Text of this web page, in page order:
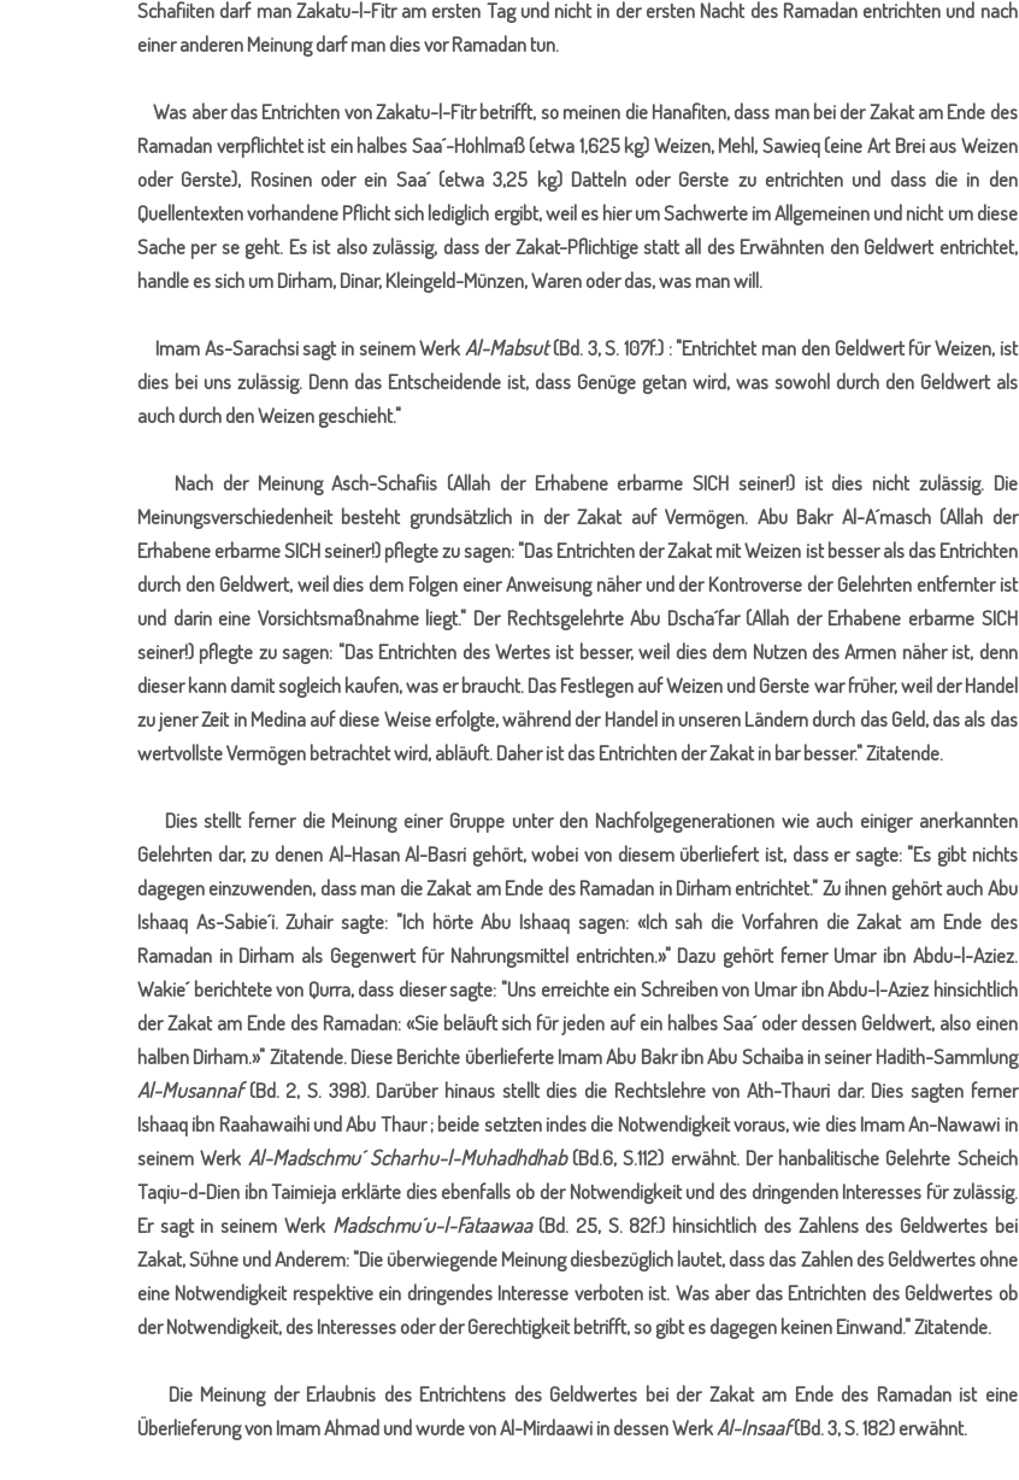
Schafiiten darf man Zakatu-l-Fitr am ersten Tag und nicht in der ersten Nacht des Ramadan entrichten und nach
einer anderen Meinung darf man dies vor Ramadan tun.
Was aber das Entrichten von Zakatu-l-Fitr betrifft, so meinen die Hanafiten, dass man bei der Zakat am Ende des
Ramadan verpflichtet ist ein halbes Saa´-Hohlmaß (etwa 1,625 kg) Weizen, Mehl, Sawieq (eine Art Brei aus Weizen
oder Gerste), Rosinen oder ein Saa´ (etwa 3,25 kg) Datteln oder Gerste zu entrichten und dass die in den
Quellentexten vorhandene Pflicht sich lediglich ergibt, weil es hier um Sachwerte im Allgemeinen und nicht um diese
Sache per se geht. Es ist also zulässig, dass der Zakat-Pflichtige statt all des Erwähnten den Geldwert entrichtet,
handle es sich um Dirham, Dinar, Kleingeld-Münzen, Waren oder das, was man will.
Imam As-Sarachsi sagt in seinem WerkAl-Mabsut(Bd. 3, S. 107f.) : "Entrichtet man den Geldwert für Weizen, ist
dies bei uns zulässig. Denn das Entscheidende ist, dass Genüge getan wird, was sowohl durch den Geldwert als
auch durch den Weizen geschieht."
Nach der Meinung Asch-Schafiis (Allah der Erhabene erbarme SICH seiner!) ist dies nicht zulässig. Die
Meinungsverschiedenheit besteht grundsätzlich in der Zakat auf Vermögen. Abu Bakr Al-A´masch (Allah der
Erhabene erbarme SICH seiner!) pflegte zu sagen: "Das Entrichten der Zakat mit Weizen ist besser als das Entrichten
durch den Geldwert, weil dies dem Folgen einer Anweisung näher und der Kontroverse der Gelehrten entfernter ist
und darin eine Vorsichtsmaßnahme liegt." Der Rechtsgelehrte Abu Dscha´far (Allah der Erhabene erbarme SICH
seiner!) pflegte zu sagen: "Das Entrichten des Wertes ist besser, weil dies dem Nutzen des Armen näher ist, denn
dieser kann damit sogleich kaufen, was er braucht. Das Festlegen auf Weizen und Gerste war früher, weil der Handel
zu jener Zeit in Medina auf diese Weise erfolgte, während der Handel in unseren Ländern durch das Geld, das als das
wertvollste Vermögen betrachtet wird, abläuft. Daher ist das Entrichten der Zakat in bar besser." Zitatende.
Dies stellt ferner die Meinung einer Gruppe unter den Nachfolgegenerationen wie auch einiger anerkannten
Gelehrten dar, zu denen Al-Hasan Al-Basri gehört, wobei von diesem überliefert ist, dass er sagte: "Es gibt nichts
dagegen einzuwenden, dass man die Zakat am Ende des Ramadan in Dirham entrichtet." Zu ihnen gehört auch Abu
Ishaaq As-Sabie´i. Zuhair sagte: "Ich hörte Abu Ishaaq sagen: «Ich sah die Vorfahren die Zakat am Ende des
Ramadan in Dirham als Gegenwert für Nahrungsmittel entrichten.»" Dazu gehört ferner Umar ibn Abdu-l-Aziez.
Wakie´ berichtete von Qurra, dass dieser sagte: "Uns erreichte ein Schreiben von Umar ibn Abdu-l-Aziez hinsichtlich
der Zakat am Ende des Ramadan: «Sie beläuft sich für jeden auf ein halbes Saa´ oder dessen Geldwert, also einen
halben Dirham.»" Zitatende. Diese Berichte überlieferte Imam Abu Bakr ibn Abu Schaiba in seiner Hadith-Sammlung
Al-Musannaf(Bd. 2, S. 398). Darüber hinaus stellt dies die Rechtslehre von Ath-Thauri dar. Dies sagten ferner
Ishaaq ibn Raahawaihi und Abu Thaur ; beide setzten indes die Notwendigkeit voraus, wie dies Imam An-Nawawi in
seinem Werk Al-Madschmu´ Scharhu-l-Muhadhdhab(Bd.6, S.112) erwähnt. Der hanbalitische Gelehrte Scheich
Taqiu-d-Dien ibn Taimieja erklärte dies ebenfalls ob der Notwendigkeit und des dringenden Interesses für zulässig.
Er sagt in seinem Werk Madschmu´u-l-Fataawaa(Bd. 25, S. 82f.) hinsichtlich des Zahlens des Geldwertes bei
Zakat, Sühne und Anderem: "Die überwiegende Meinung diesbezüglich lautet, dass das Zahlen des Geldwertes ohne
eine Notwendigkeit respektive ein dringendes Interesse verboten ist. Was aber das Entrichten des Geldwertes ob
der Notwendigkeit, des Interesses oder der Gerechtigkeit betrifft, so gibt es dagegen keinen Einwand." Zitatende.
Die Meinung der Erlaubnis des Entrichtens des Geldwertes bei der Zakat am Ende des Ramadan ist eine
Überlieferung von Imam Ahmad und wurde von Al-Mirdaawi in dessen WerkAl-Insaaf(Bd. 3, S. 182) erwähnt.